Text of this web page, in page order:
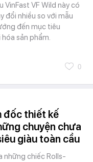
VinFast VF Wild này có
đổi nhiều so với mẫu
đến mục tiêu
sản phẩm.
0
đốc thiết kế
chuyện chưa
giàu toàn cầu
những chiếc Rolls-